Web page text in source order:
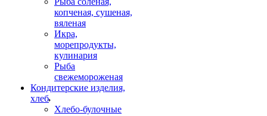
копченая, сушеная,
вяленая
Икра,
морепродукты,
кулинария
Рыба
свежемороженая
Кондитерские изделия,
хлеб
Хлебо-булочные